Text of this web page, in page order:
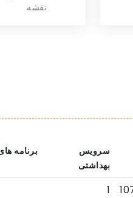
نقشه
سرویس
بهداشتی
برنامه
1